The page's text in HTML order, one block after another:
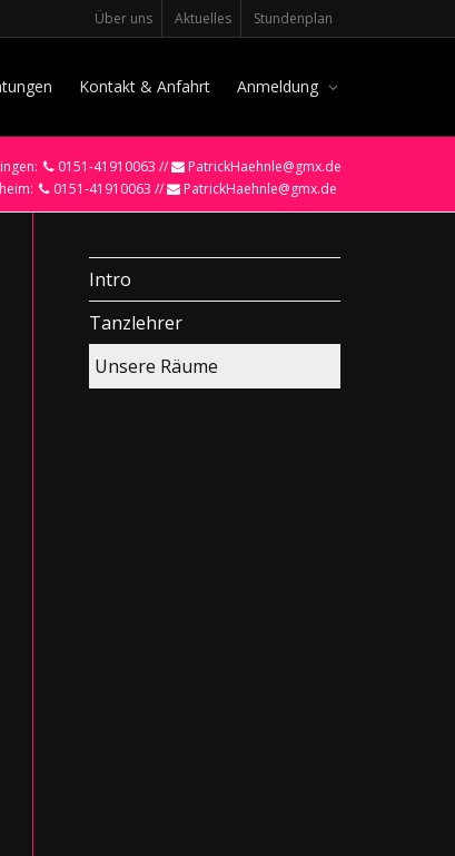
Über uns Aktuelles Stundenplan
Kontakt & Anfahrt Anmeldung
0151-41910063 //
PatrickHaehnle@gmx.de
0151-41910063 // PatrickHaehnle@gmx.de
Intro
Tanzlehrer
Unsere Räume